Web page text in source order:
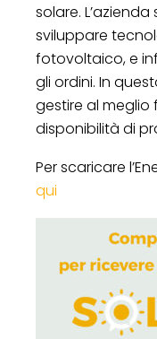
solare.
sviluppare
fotovoltaico, e
gli ordini. In
gestire al meglio
disponibilità di
Per scaricare
qui